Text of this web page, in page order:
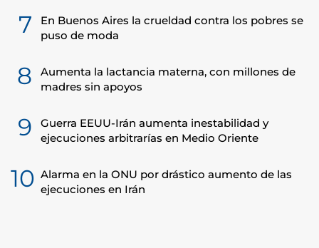
7
En Buenos Aires la crueldad contra los pobres se
puso de moda
8
Aumenta la lactancia materna, con millones de
madres sin apoyos
9
Guerra EEUU-Irán aumenta inestabilidad y
ejecuciones arbitrarías en Medio Oriente
10 Alarma en la ONU por drástico aumento de las
ejecuciones en Irán